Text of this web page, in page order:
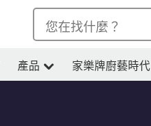
您在找什麼？
產品 家樂牌廚藝時代